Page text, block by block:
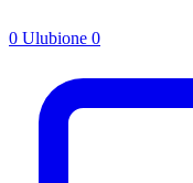
0 Ulubione 0